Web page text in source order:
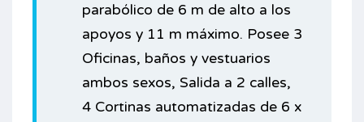
parabólico de 6 m de alto a los
apoyos y 11 m máximo. Posee 3
Oficinas, baños y vestuarios
ambos sexos, Salida a 2 calles,
4 Cortinas automatizadas de 6 x